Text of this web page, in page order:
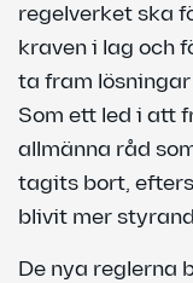
regelverket ska
kraven i lag och
ta fram
Som ett led i att
allmänna råd
tagits bort,
blivit mer
De nya reglerna